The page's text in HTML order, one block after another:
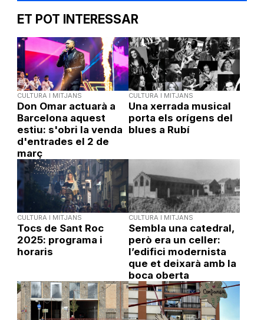
ET POT INTERESSAR
CULTURA I MITJANS
Don Omar actuarà a
Barcelona aquest
estiu: s'obri la venda
d'entrades el 2 de
març
CULTURA I MITJANS
Una xerrada musical
porta els orígens del
blues a Rubí
CULTURA I MITJANS
Tocs de Sant Roc
2025: programa i
horaris
CULTURA I MITJANS
Sembla una catedral,
però era un celler:
l’edifici modernista
que et deixarà amb la
boca oberta